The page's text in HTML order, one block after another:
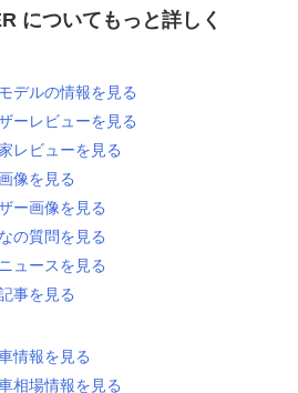
についてもっと詳しく
デルの情報を見る
ーレビューを見る
レビューを見る
像を見る
ー画像を見る
の質問を見る
ュースを見る
事を見る
情報を見る
相場情報を見る